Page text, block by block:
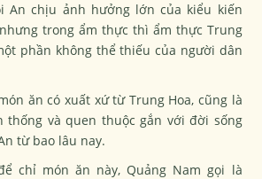
An chịu ảnh hưởng lớn của kiểu kiến
trong ẩm thực thì ẩm thực Trung
phần không thể thiếu của người dân
ăn có xuất xứ từ Trung Hoa, cũng là
thống và quen thuộc gắn với đời sống
từ bao lâu nay.
chỉ món ăn này, Quảng Nam gọi là